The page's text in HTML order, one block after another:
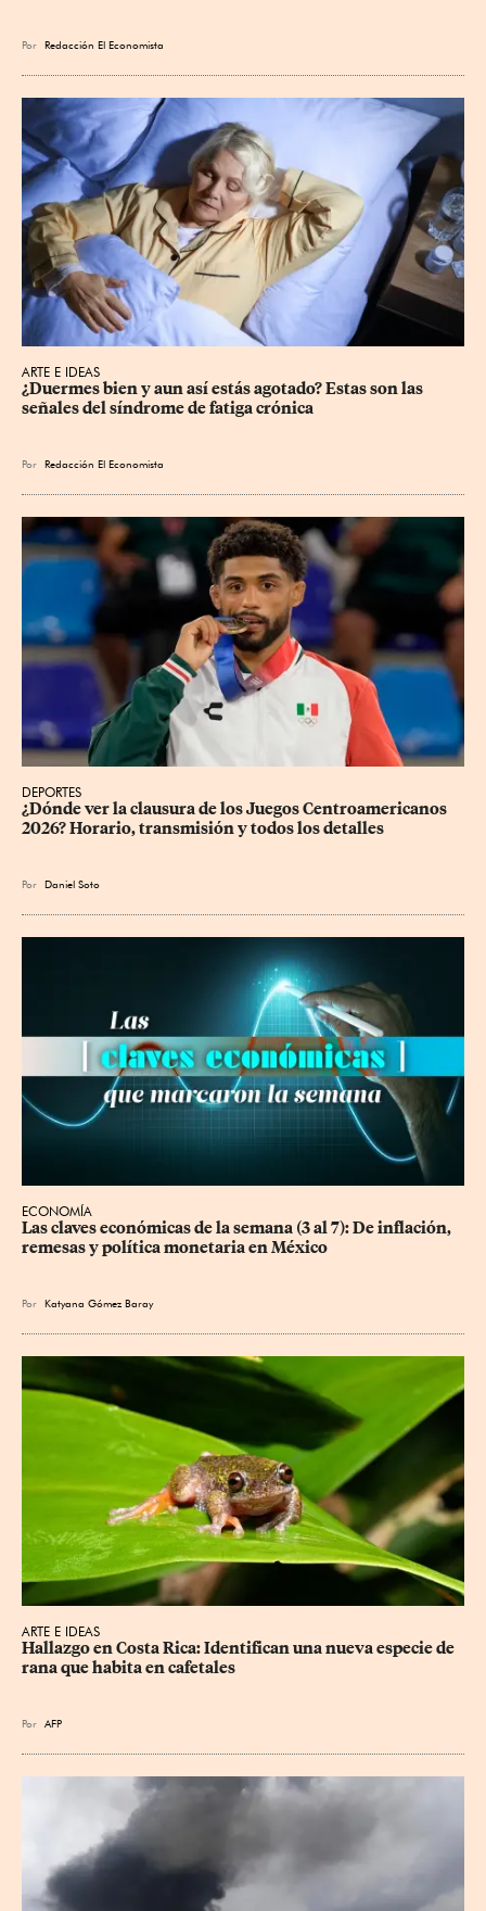
Por Redacción El Economista
ARTE E IDEAS
¿Duermes bien y aun así estás agotado? Estas son las
señales del síndrome de fatiga crónica
Por Redacción El Economista
DEPORTES
¿Dónde ver la clausura de los Juegos Centroamericanos
2026? Horario, transmisión y todos los detalles
Por Daniel Soto
ECONOMÍA
Las claves económicas de la semana (3 al 7): De inflación,
remesas y política monetaria en México
Por Katyana Gómez Baray
ARTE E IDEAS
Hallazgo en Costa Rica: Identifican una nueva especie de
rana que habita en cafetales
Por AFP